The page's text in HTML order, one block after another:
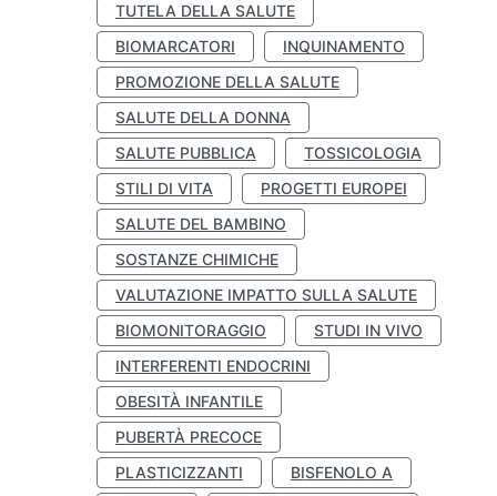
TUTELA DELLA SALUTE
BIOMARCATORI
INQUINAMENTO
PROMOZIONE DELLA SALUTE
SALUTE DELLA DONNA
SALUTE PUBBLICA
TOSSICOLOGIA
STILI DI VITA
PROGETTI EUROPEI
SALUTE DEL BAMBINO
SOSTANZE CHIMICHE
VALUTAZIONE IMPATTO SULLA SALUTE
BIOMONITORAGGIO
STUDI IN VIVO
INTERFERENTI ENDOCRINI
OBESITÀ INFANTILE
PUBERTÀ PRECOCE
PLASTICIZZANTI
BISFENOLO A